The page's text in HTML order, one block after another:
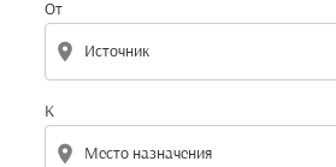
От
location_on
К
location_on